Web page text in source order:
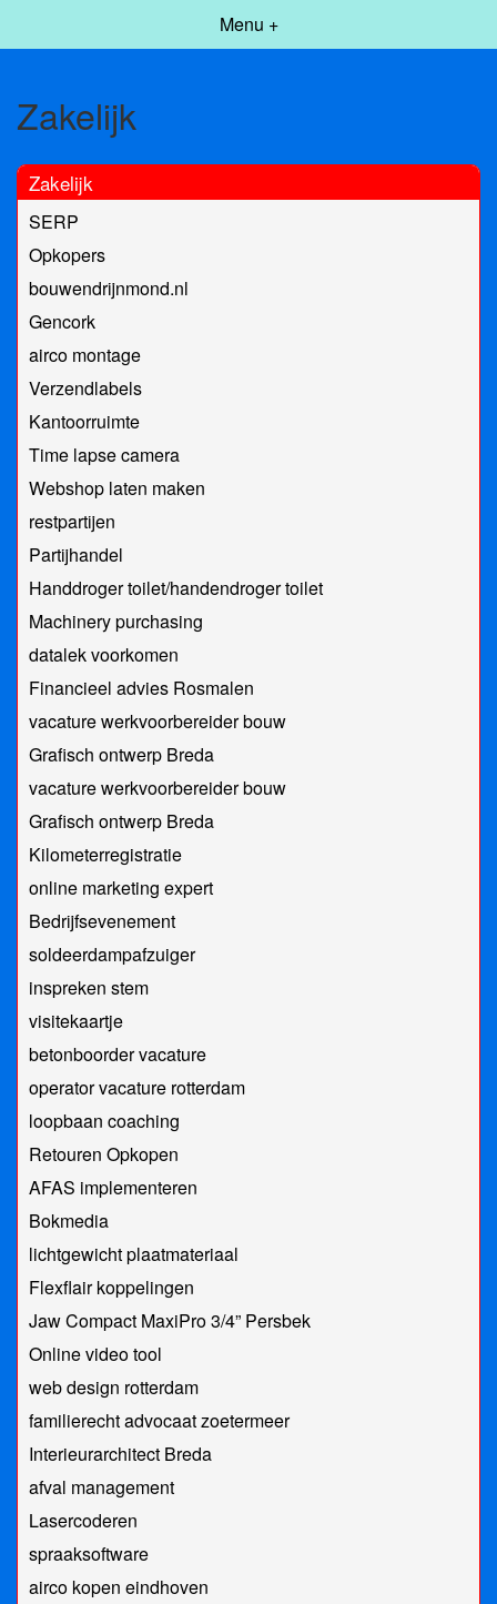
Menu +
Zakelijk
Zakelijk
SERP
Opkopers
bouwendrijnmond.nl
Gencork
airco montage
Verzendlabels
Kantoorruimte
Time lapse camera
Webshop laten maken
restpartijen
Partijhandel
Handdroger toilet/handendroger toilet
Machinery purchasing
datalek voorkomen
Financieel advies Rosmalen
vacature werkvoorbereider bouw
Grafisch ontwerp Breda
vacature werkvoorbereider bouw
Grafisch ontwerp Breda
Kilometerregistratie
online marketing expert
Bedrijfsevenement
soldeerdampafzuiger
inspreken stem
visitekaartje
betonboorder vacature
operator vacature rotterdam
loopbaan coaching
Retouren Opkopen
AFAS implementeren
Bokmedia
lichtgewicht plaatmateriaal
Flexflair koppelingen
Jaw Compact MaxiPro 3/4” Persbek
Online video tool
web design rotterdam
familierecht advocaat zoetermeer
Interieurarchitect Breda
afval management
Lasercoderen
spraaksoftware
airco kopen eindhoven